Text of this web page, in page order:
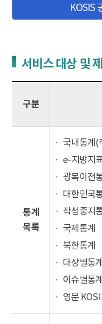
KOSIS
서비스 대상 및
구분
통계
목록
국내통계(
e-지방지
광복이전
대한민국
작성중지
국제통계
북한통계
대상별통계
이슈별통계
영문